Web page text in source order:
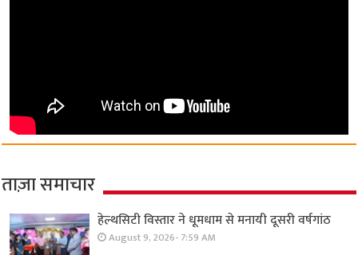
ताज़ा समाचार
हेल्थसिटी विस्तार ने धूमधाम से मनायी दूसरी वर्षगांठ
August 9, 2026- 7:59 AM